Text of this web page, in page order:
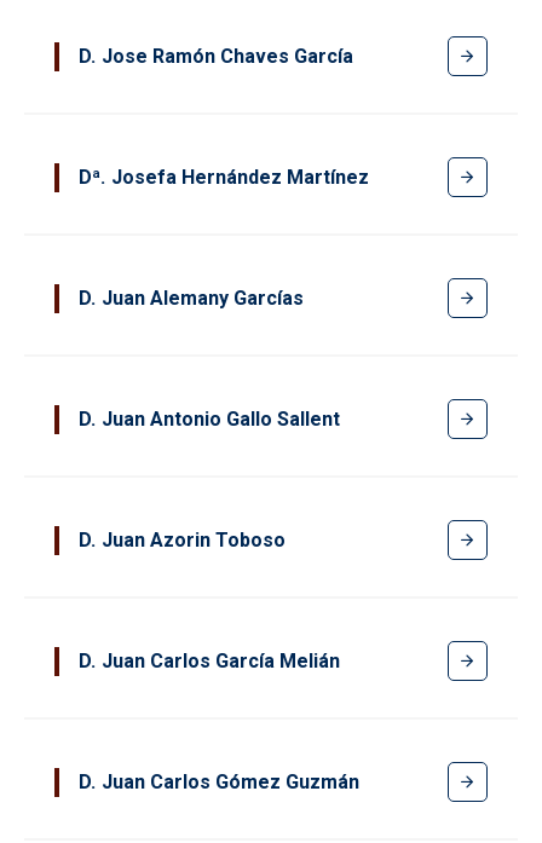
D Jose Ramón Chaves García
Dª Josefa Hernández Martínez
D Juan Alemany Garcías
D Juan Antonio Gallo Sallent
D Juan Azorin Toboso
D Juan Carlos García Melián
D Juan Carlos Gómez Guzmán